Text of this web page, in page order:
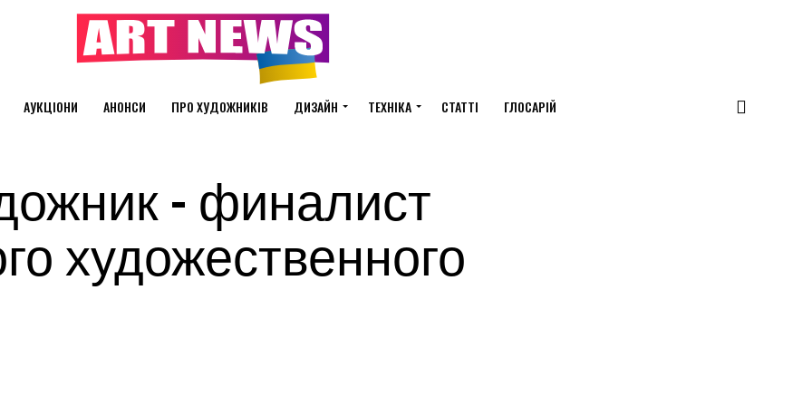
АУКЦІОНИ АНОНСИ ПРО ХУДОЖНИКІВ ДИЗАЙН ТЕХНІКА СТАТТІ ГЛОСАРІЙ
– финалист
художественного